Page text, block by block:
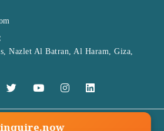
Nazlet Al Batran, Al Haram, Giza,
inquire.now